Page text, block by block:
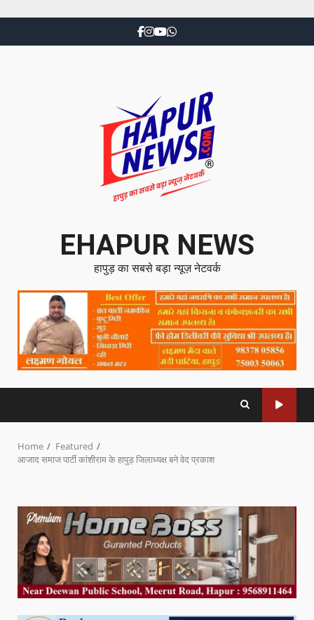
EHAPUR NEWS
हापुड़ का सबसे बड़ा न्यूज़ नेटवर्क
Home
Featured
आजाद समाज पार्टी कांशीराम के हापुड़ जिलाध्यक्ष बने वेद प्रकाश